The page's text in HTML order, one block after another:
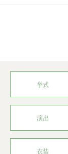
挙式
演出
衣装